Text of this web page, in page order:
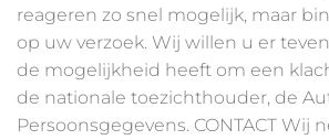
reageren zo snel mogelijk, maar
op uw verzoek. Wij willen u er
de mogelijkheid heeft om een
de nationale toezichthouder, de
Persoonsgegevens. CONTACT Wij